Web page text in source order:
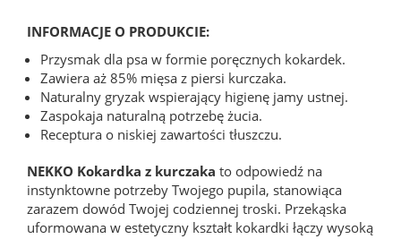
INFORMACJE O PRODUKCIE:
Przysmak dla psa w formie poręcznych kokardek.
Zawiera aż 85% mięsa z piersi kurczaka.
Naturalny gryzak wspierający higienę jamy ustnej.
Zaspokaja naturalną potrzebę żucia.
Receptura o niskiej zawartości tłuszczu.
NEKKO Kokardka z kurczaka to odpowiedź na
instynktowne potrzeby Twojego pupila, stanowiąca
zarazem dowód Twojej codziennej troski. Przekąska
uformowana w estetyczny kształt kokardki łączy wysoką